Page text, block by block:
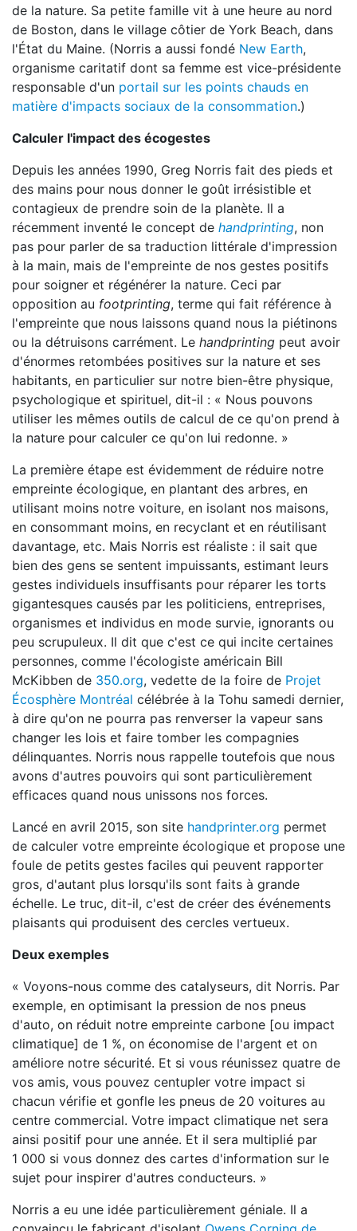
de la nature. Sa petite famille vit à une heure au nord
de Boston, dans le village côtier de York Beach, dans
l'État du Maine. (Norris a aussi fondé New Earth,
organisme caritatif dont sa femme est vice-présidente
responsable d'un portail sur les points chauds en
matière d'impacts sociaux de la consommation.)
Calculer l'impact des écogestes
Depuis les années 1990, Greg Norris fait des pieds et
des mains pour nous donner le goût irrésistible et
contagieux de prendre soin de la planète. Il a
récemment inventé le concept de handprinting, non
pas pour parler de sa traduction littérale d'impression
à la main, mais de l'empreinte de nos gestes positifs
pour soigner et régénérer la nature. Ceci par
opposition au footprinting, terme qui fait référence à
l'empreinte que nous laissons quand nous la piétinons
ou la détruisons carrément. Le handprinting peut avoir
d'énormes retombées positives sur la nature et ses
habitants, en particulier sur notre bien-être physique,
psychologique et spirituel, dit-il : « Nous pouvons
utiliser les mêmes outils de calcul de ce qu'on prend à
la nature pour calculer ce qu'on lui redonne. »
La première étape est évidemment de réduire notre
empreinte écologique, en plantant des arbres, en
utilisant moins notre voiture, en isolant nos maisons,
en consommant moins, en recyclant et en réutilisant
davantage, etc. Mais Norris est réaliste : il sait que
bien des gens se sentent impuissants, estimant leurs
gestes individuels insuffisants pour réparer les torts
gigantesques causés par les politiciens, entreprises,
organismes et individus en mode survie, ignorants ou
peu scrupuleux. Il dit que c'est ce qui incite certaines
personnes, comme l'écologiste américain Bill
McKibben de 350.org, vedette de la foire de Projet
Écosphère Montréal célébrée à la Tohu samedi dernier,
à dire qu'on ne pourra pas renverser la vapeur sans
changer les lois et faire tomber les compagnies
délinquantes. Norris nous rappelle toutefois que nous
avons d'autres pouvoirs qui sont particulièrement
efficaces quand nous unissons nos forces.
Lancé en avril 2015, son site handprinter.org permet
de calculer votre empreinte écologique et propose une
foule de petits gestes faciles qui peuvent rapporter
gros, d'autant plus lorsqu'ils sont faits à grande
échelle. Le truc, dit-il, c'est de créer des événements
plaisants qui produisent des cercles vertueux.
Deux exemples
« Voyons-nous comme des catalyseurs, dit Norris. Par
exemple, en optimisant la pression de nos pneus
d'auto, on réduit notre empreinte carbone [ou impact
climatique] de 1 %, on économise de l'argent et on
améliore notre sécurité. Et si vous réunissez quatre de
vos amis, vous pouvez centupler votre impact si
chacun vérifie et gonfle les pneus de 20 voitures au
centre commercial. Votre impact climatique net sera
ainsi positif pour une année. Et il sera multiplié par
1 000 si vous donnez des cartes d'information sur le
sujet pour inspirer d'autres conducteurs. »
Norris a eu une idée particulièrement géniale. Il a